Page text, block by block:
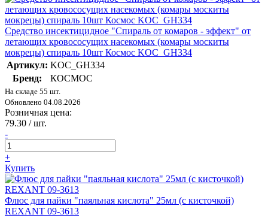
Средство инсектицидное "Спираль от комаров - эффект" от
летающих кровососущих насекомых (комары москиты
мокрецы) спираль 10шт Космос KOC_GH334
Артикул: KOC_GH334
Бренд:
КОСМОС
На складе 55 шт.
Обновлено 04.08.2026
Розничная цена:
79.30 / шт.
-
+
Купить
Флюс для пайки "паяльная кислота" 25мл (с кисточкой)
REXANT 09-3613